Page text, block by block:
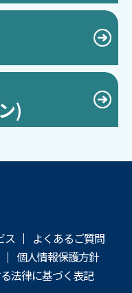
)
ス
よくあるご質問
個人情報保護方針
法律に基づく表記